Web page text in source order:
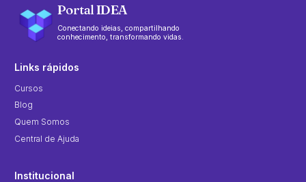
Portal IDEA
Conectando ideias, compartilhando
conhecimento, transformando vidas.
Links rápidos
Cursos
Blog
Quem Somos
Central de Ajuda
Institucional